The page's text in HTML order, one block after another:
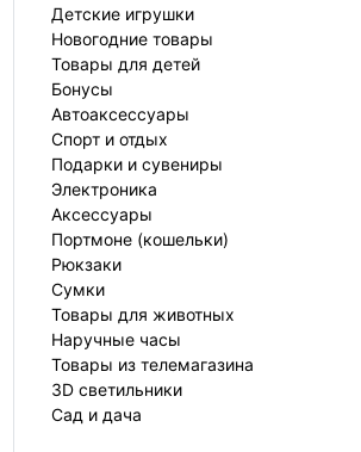
Детские игрушки
Новогодние товары
Товары для детей
Бонусы
Автоаксессуары
Спорт и отдых
Подарки и сувениры
Электроника
Аксессуары
Портмоне (кошельки)
Рюкзаки
Сумки
Товары для животных
Наручные часы
Товары из телемагазина
3D светильники
Сад и дача